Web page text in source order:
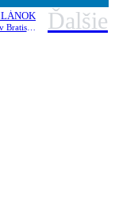
Dobrovoľníctvo v Bratislave bolo moje najlepšie rozhodnutie #dobrovolnickydennik Ďalšie